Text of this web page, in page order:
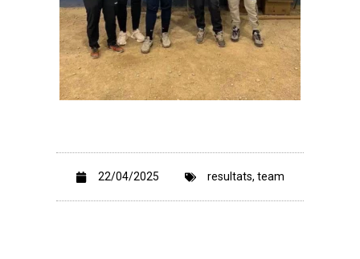
22/04/2025 resultats, team